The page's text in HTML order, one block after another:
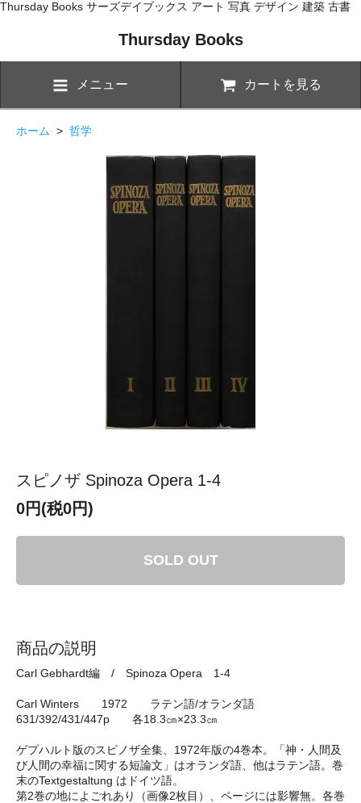
Thursday Books サーズデイブックス アート 写真 デザイン 建築 古書
Thursday Books
メニュー カートを見る
ホーム > 哲学
スピノザ Spinoza Opera 1-4
0円(税0円)
SOLD OUT
商品の説明
Carl Gebhardt編 / Spinoza Opera 1-4
Carl Winters 1972 ラテン語/オランダ語
631/392/431/447p 各18.3㎝×23.3㎝
ゲプハルト版のスピノザ全集、1972年版の4巻本。「神・人間及
び人間の幸福に関する短論文」はオランダ語、他はラテン語。巻
末のTextgestaltung はドイツ語。
第2巻の地によごれあり（画像2枚目）、ページには影響無。各巻